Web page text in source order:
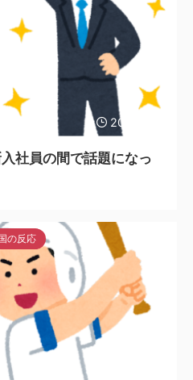
2024/4/15
社員の間で話題になっ
の反応